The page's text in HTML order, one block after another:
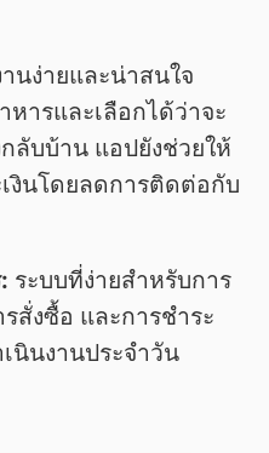
นง่ายและน่าสนใจ
ารและเลือกได้ว่าจะ
ลับบ้าน แอปยังช่วยให้
งินโดยลดการติดต่อกับ
ระบบที่ง่ายสำหรับการ
สั่งซื้อ และการชำระ
นินงานประจำวัน